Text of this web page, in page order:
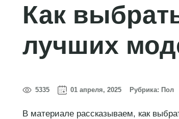
Как
лучших
5335 01 апреля, 2025 Рубрика: Пол
В материале рассказываем, как